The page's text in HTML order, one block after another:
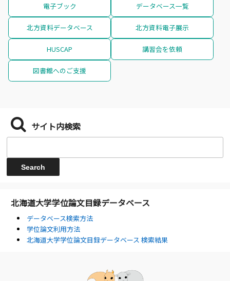
電子ブック データベース一覧
北方資料データベース 北方資料電子展示
HUSCAP 講習会を依頼
図書館へのご支援
サイト内検索
北海道大学学位論文目録データベース
データベース検索方法
学位論文利用方法
北海道大学学位論文目録データベース 検索結果